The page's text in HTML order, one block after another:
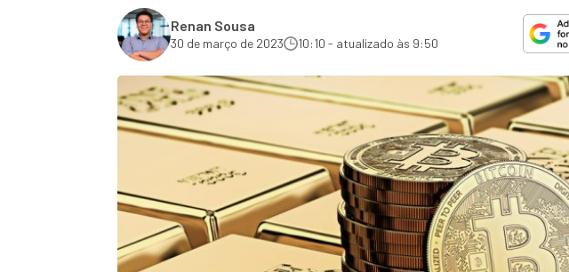
Renan Sousa
30 de março de 2023 10:10 - atualizado às 9:50